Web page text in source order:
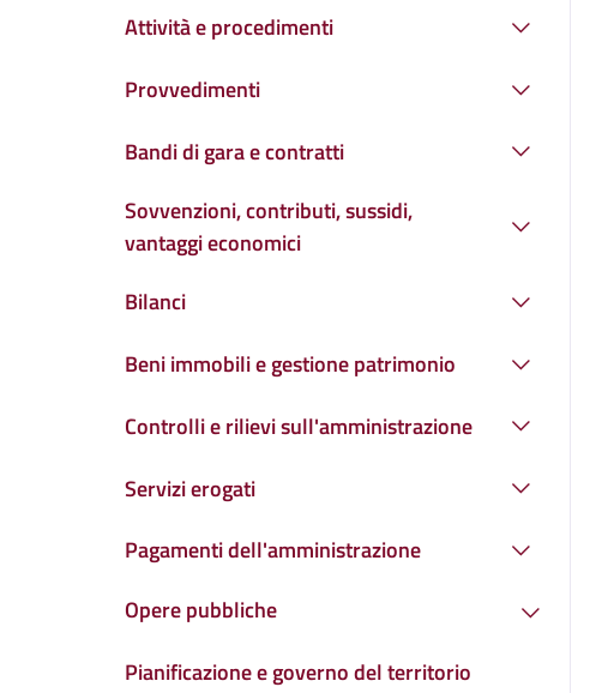
Attività e procedimenti
Provvedimenti
Bandi di gara e contratti
Sovvenzioni, contributi, sussidi,
vantaggi economici
Bilanci
Beni immobili e gestione patrimonio
Controlli e rilievi sull'amministrazione
Servizi erogati
Pagamenti dell'amministrazione
Opere pubbliche
Pianificazione e governo del territorio